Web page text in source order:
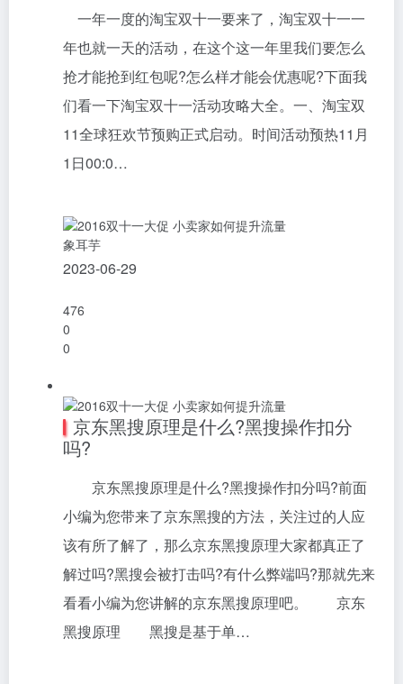
一年一度的淘宝双十一要来了，淘宝双十一一
年也就一天的活动，在这个这一年里我们要怎么
抢才能抢到红包呢?怎么样才能会优惠呢?下面我
们看一下淘宝双十一活动攻略大全。一、淘宝双
11全球狂欢节预购正式启动。时间活动预热11月
1日00:0…
象耳芋
2023-06-29
476
0
0
京东黑搜原理是什么?黑搜操作扣分
吗?
京东黑搜原理是什么?黑搜操作扣分吗?前面
小编为您带来了京东黑搜的方法，关注过的人应
该有所了解了，那么京东黑搜原理大家都真正了
解过吗?黑搜会被打击吗?有什么弊端吗?那就先来
看看小编为您讲解的京东黑搜原理吧。 京东
黑搜原理 黑搜是基于单…